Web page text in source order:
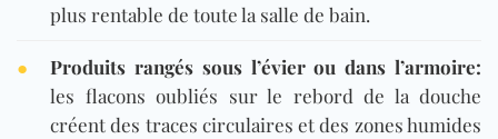
plus rentable de toute la salle de bain.
●
Produits rangés sous l’évier ou dans l’armoire:
les flacons oubliés sur le rebord de la douche
créent des traces circulaires et des zones humides